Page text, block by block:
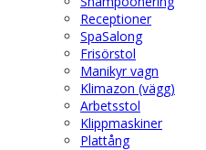
Receptioner
SpaSalong
Frisörstol
Manikyr vagn
Klimazon (vägg)
Arbetsstol
Klippmaskiner
Plattång